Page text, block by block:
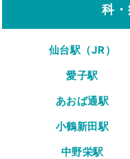
科
仙台駅（JR）
愛子駅
あおば通駅
小鶴新田駅
中野栄駅